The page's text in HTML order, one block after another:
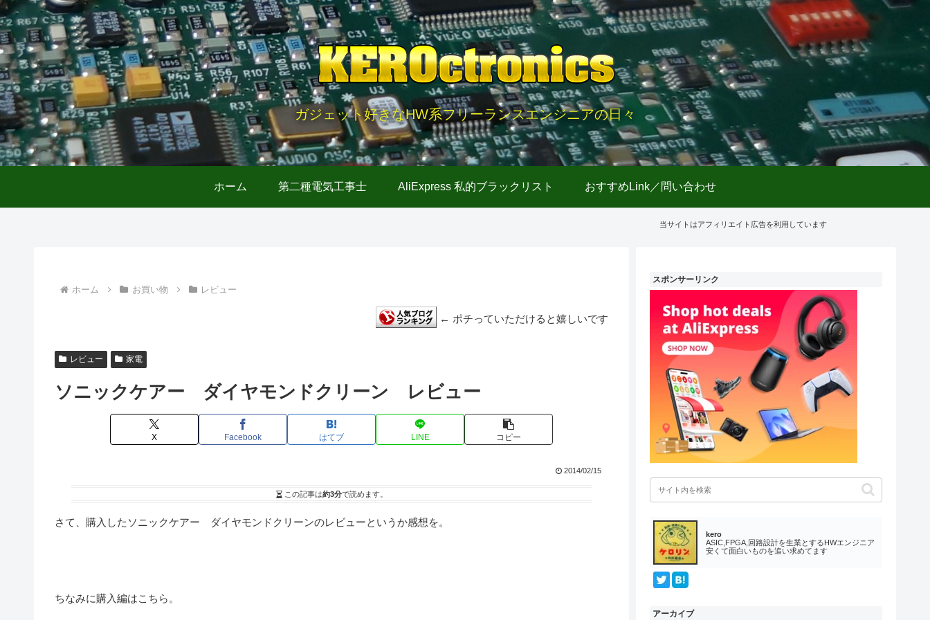
ガジェット好きなHW系フリーランスエンジニアの日々
ホーム 第二種電気工事士 AliExpress 私的ブラックリスト おすすめLink／問い合わせ
当サイトはアフィリエイト広告を利用しています
ホーム お買い物 レビュー
← ポチっていただけると嬉しいです
レビュー 家電
ソニックケアー ダイヤモンドクリーン レビュー
X Facebook はてブ LINE コピー
2014/02/15
この記事は約3分で読めます。
さて、購入したソニックケアー ダイヤモンドクリーンのレビューというか感想を。
ちなみに購入編はこちら。
スポンサーリンク
kero
ASIC,FPGA,回路設計を生業とするHWエンジニア
安くて面白いものを追い求めてます
アーカイブ